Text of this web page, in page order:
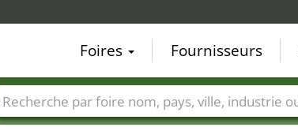
Foires Fournisseurs
Foire noms Pays Villes Secteurs de foire